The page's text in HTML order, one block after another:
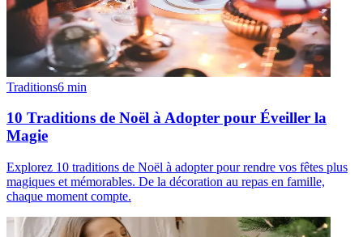
Traditions6 min
10 Traditions de Noël à Adopter pour Éveiller la
Magie
Explorez 10 traditions de Noël à adopter pour rendre vos fêtes plus
magiques et mémorables. De la décoration au repas en famille,
chaque moment compte.